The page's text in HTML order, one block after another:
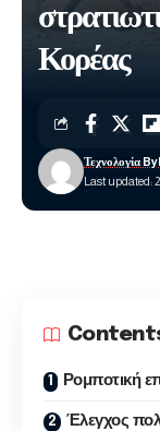
Κορέας
Last updated:
Τεχνολογία
Ρομποτική
Έλεγχος